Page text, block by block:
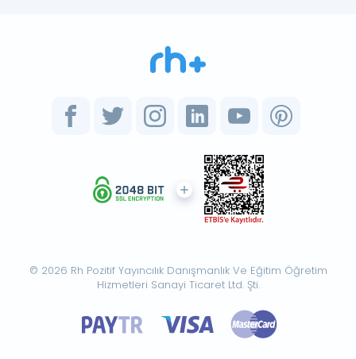
© 2026 Rh Pozitif Yayıncılık Danışmanlık Ve Eğitim Öğretim
Hizmetleri Sanayi Ticaret Ltd. Şti.